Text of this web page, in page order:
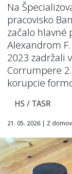
Na
pracovisko
začalo hlavné
Alexandrom
2023 zadržali
Corrumpere
korupcie
HS / TASR
21. 05. 2026 | Z